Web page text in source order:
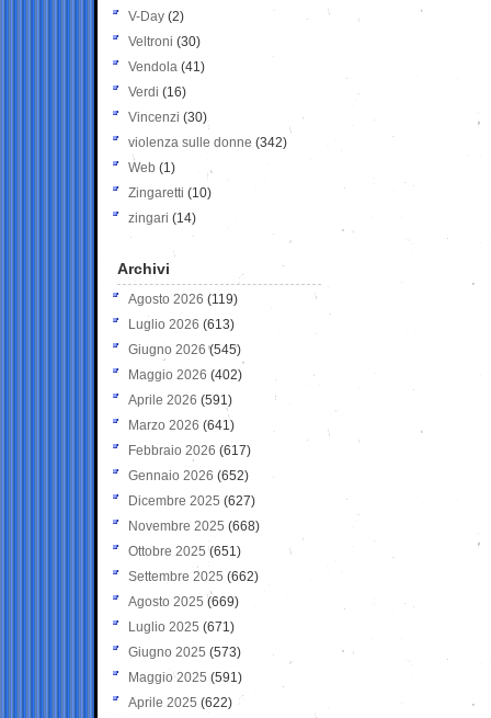
V-Day (2)
Veltroni (30)
Vendola (41)
Verdi (16)
Vincenzi (30)
violenza sulle donne (342)
Web (1)
Zingaretti (10)
zingari (14)
Archivi
Agosto 2026 (119)
Luglio 2026 (613)
Giugno 2026 (545)
Maggio 2026 (402)
Aprile 2026 (591)
Marzo 2026 (641)
Febbraio 2026 (617)
Gennaio 2026 (652)
Dicembre 2025 (627)
Novembre 2025 (668)
Ottobre 2025 (651)
Settembre 2025 (662)
Agosto 2025 (669)
Luglio 2025 (671)
Giugno 2025 (573)
Maggio 2025 (591)
Aprile 2025 (622)